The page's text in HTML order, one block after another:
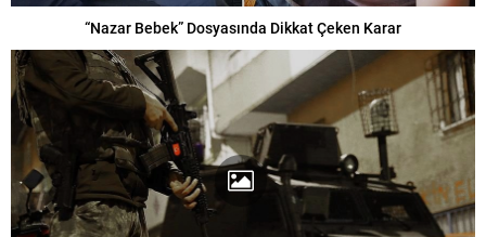
“Nazar Bebek” Dosyasında Dikkat Çeken Karar